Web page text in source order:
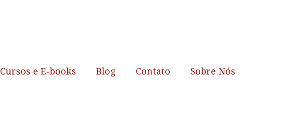
Cursos e E-books Blog Contato Sobre Nós